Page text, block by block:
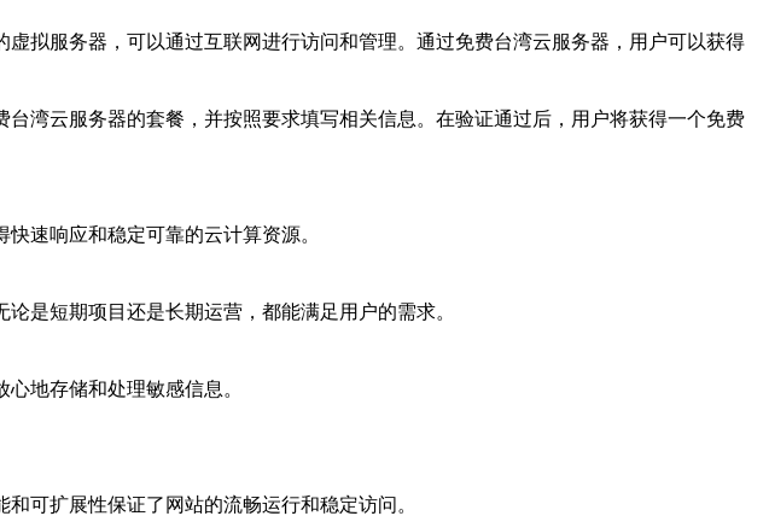
拟服务器，可以通过互联网进行访问和管理。通过免费台湾云服务器，用户可以获得
湾云服务器的套餐，并按照要求填写相关信息。在验证通过后，用户将获得一个免费
速响应和稳定可靠的云计算资源。
是短期项目还是长期运营，都能满足用户的需求。
地存储和处理敏感信息。
可扩展性保证了网站的流畅运行和稳定访问。